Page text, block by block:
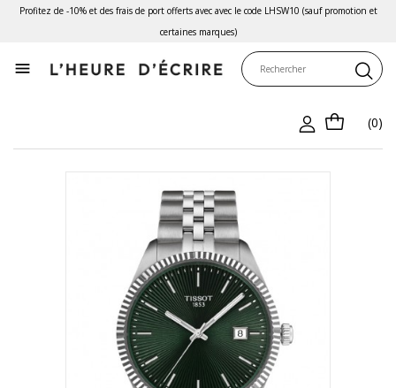
Profitez de -10% et des frais de port offerts avec avec le code LHSW10 (sauf promotion et
certaines marques)

(0)